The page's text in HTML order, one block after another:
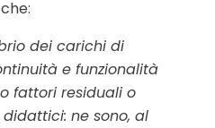
dei carichi di
e funzionalità
fattori residuali o
ne sono, al